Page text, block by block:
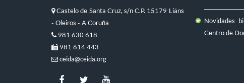
Castelo de Santa Cruz, s/n C.P. 15179 Liáns
- Oleiros - A Coruña
981 630 618
981 614 443
ceida@ceida.org
Novidades
Centro de